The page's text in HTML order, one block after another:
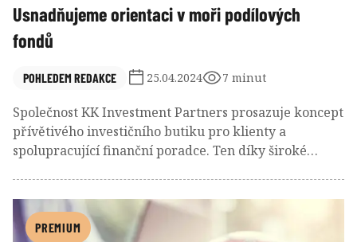
Usnadňujeme orientaci v moři podílových
fondů
POHLEDEM REDAKCE 25.04.2024 7 minut
Společnost KK Investment Partners prosazuje koncept
přívětivého investičního butiku pro klienty a
spolupracující finanční poradce. Ten díky široké
klientských portfolií podle sledovaných investičních
cílů.PREMIUM